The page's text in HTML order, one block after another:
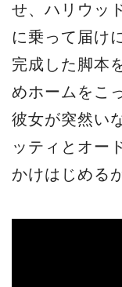
せ、ハリウッ
に乗って届け
完成した脚本
めホームをこ
彼女が突然い
ッティとオー
かけはじめ